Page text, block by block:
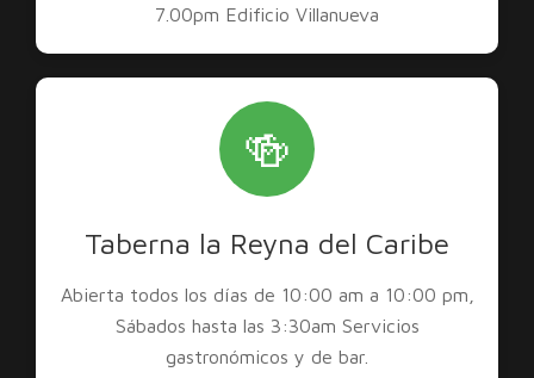
7.00pm Edificio Villanueva
🍻
Taberna la Reyna del Caribe
Abierta todos los días de 10:00 am a 10:00 pm,
Sábados hasta las 3:30am Servicios
gastronómicos y de bar.